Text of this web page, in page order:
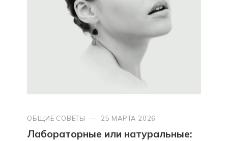
ОБЩИЕ СОВЕТЫ — 25 МАРТА 2026
Лабораторные или натуральные: